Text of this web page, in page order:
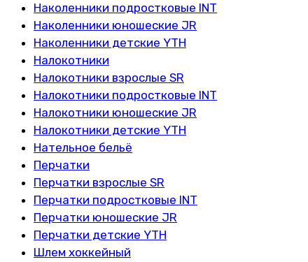
Наколенники подростковые INT
Наколенники юношеские JR
Наколенники детские YTH
Налокотники
Налокотники взрослые SR
Налокотники подростковые INT
Налокотники юношеские JR
Налокотники детские YTH
Нательное бельё
Перчатки
Перчатки взрослые SR
Перчатки подростковые INT
Перчатки юношеские JR
Перчатки детские YTH
Шлем хоккейный